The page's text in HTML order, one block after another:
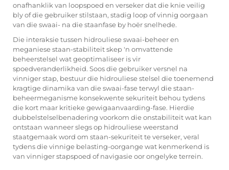
onafhanklik van loopspoed en verseker dat die knie veilig
bly of die gebruiker stilstaan, stadig loop of vinnig oorgaan
van die swaai- na die staanfase by hoër snelhede.
Die interaksie tussen hidrouliese swaai-beheer en
meganiese staan-stabiliteit skep 'n omvattende
beheerstelsel wat geoptimaliseer is vir
spoedveranderlikheid. Soos die gebruiker versnel na
vinniger stap, bestuur die hidrouliese stelsel die toenemend
kragtige dinamika van die swaai-fase terwyl die staan-
beheermeganisme konsekwente sekuriteit behou tydens
die kort maar kritieke gewigaanvaarding-fase. Hierdie
dubbelstelselbenadering voorkom die onstabiliteit wat kan
ontstaan wanneer slegs op hidrouliese weerstand
staatgemaak word om staan-sekuriteit te verseker, veral
tydens die vinnige belasting-oorgange wat kenmerkend is
van vinniger stapspoed of navigasie oor ongelyke terrein.